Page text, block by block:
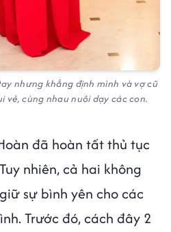
nhưng khẳng định mình và vợ cũ
vẻ, cùng nhau nuôi dạy các con.
đã hoàn tất thủ tục
nhiên, cả hai không
sự bình yên cho các
Trước đó, cách đây 2